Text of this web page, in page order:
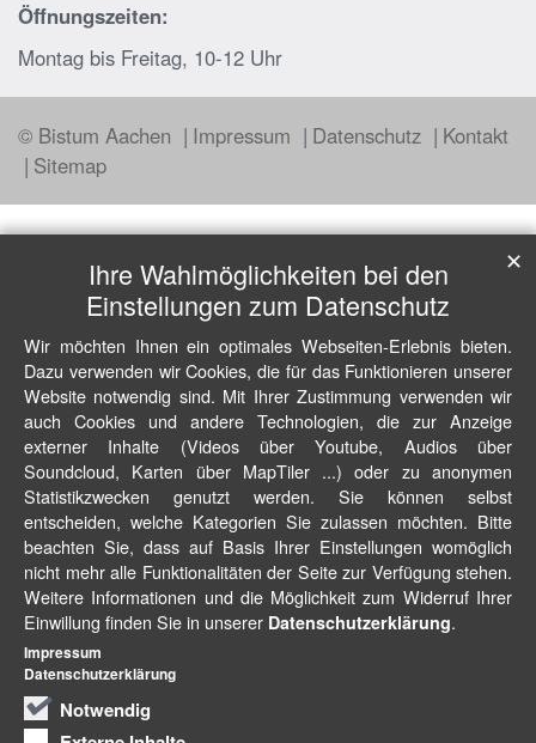
Öffnungszeiten:
Montag bis Freitag, 10-12 Uhr
© Bistum Aachen Impressum Datenschutz
Kontakt
Sitemap
Ihre Wahlmöglichkeiten bei den
Einstellungen zum Datenschutz
Wir möchten Ihnen ein optimales Webseiten-Erlebnis bieten.
Dazu verwenden wir Cookies, die für das Funktionieren unserer
Website notwendig sind. Mit Ihrer Zustimmung verwenden wir
auch Cookies und andere Technologien, die zur Anzeige
externer Inhalte (Videos über Youtube, Audios über
Soundcloud, Karten über MapTiler ...) oder zu anonymen
Statistikzwecken genutzt werden. Sie können selbst
entscheiden, welche Kategorien Sie zulassen möchten. Bitte
beachten Sie, dass auf Basis Ihrer Einstellungen womöglich
nicht mehr alle Funktionalitäten der Seite zur Verfügung stehen.
Weitere Informationen und die Möglichkeit zum Widerruf Ihrer
Einwillung finden Sie in unserer Datenschutzerklärung.
Notwendig
✕
Impressum
Datenschutzerklärung